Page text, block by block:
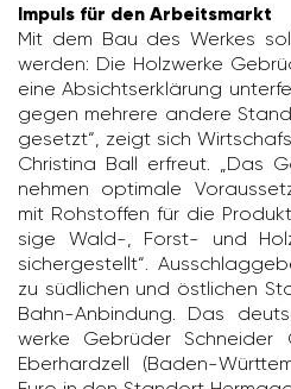
Impuls für den Arbeitsmarkt
Mit dem Bau des Werkes
werden: Die Holz­werke
eine Absichts­er­klä­rung
gegen mehrere andere
ge­setzt“, zeigt sich
Chris­tina Ball erfreut. „Das
nehmen opti­male
mit Rohstoffen für die
sige Wald-, Forst- und
sicher­ge­stellt“.
zu südli­chen und östli­chen
Bahn-Anbin­dung. Das
werke Gebrüder Schneider
Eber­hard­zell (Baden-